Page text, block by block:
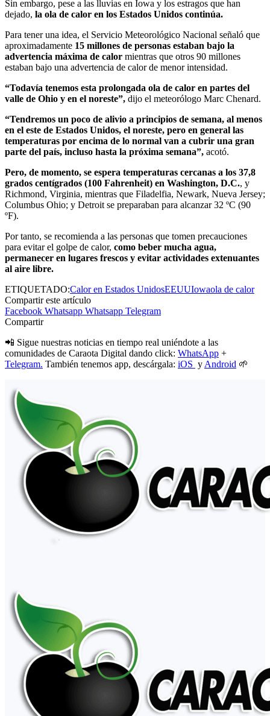
Sin embargo, pese a las lluvias en Iowa y los estragos que han
dejado, la ola de calor en los Estados Unidos continúa.
Para tener una idea, el Servicio Meteorológico Nacional señaló que
aproximadamente 15 millones de personas estaban bajo la
advertencia máxima de calor mientras que otros 90 millones
estaban bajo una advertencia de calor de menor intensidad.
“Todavía tenemos esta prolongada ola de calor en partes del
valle de Ohio y en el noreste”, dijo el meteorólogo Marc Chenard.
“Tendremos un poco de alivio a principios de semana, al menos
en el este de Estados Unidos, el noreste, pero en general las
temperaturas por encima de lo normal van a cubrir una gran
parte del país, incluso hasta la próxima semana”, acotó.
Pero, de momento, se espera temperaturas cercanas a los 37,8
grados centígrados (100 Fahrenheit) en Washington, D.C., y
Richmond, Virginia, mientras que Filadelfia, Newark, Nueva Jersey;
Columbus Ohio; y Detroit se preparaban para alcanzar 32 ºC (90
ºF).
Por tanto, se recomienda a las personas que tomen precauciones
para evitar el golpe de calor, como beber mucha agua,
permanecer en lugares frescos y evitar actividades extenuantes
al aire libre.
ETIQUETADO:Calor en Estados UnidosEEUUIowaola de calor
Compartir este artículo
Facebook Whatsapp Whatsapp Telegram
Compartir
📲 Sigue nuestras noticias en tiempo real uniéndote a las
comunidades de Caraota Digital dando click: WhatsApp +
Telegram. También tenemos app, descárgala: iOS y Android 🌱